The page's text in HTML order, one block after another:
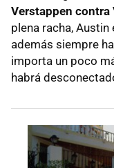
Verstappen contra
plena racha, Austin
además siempre
importa un poco
habrá